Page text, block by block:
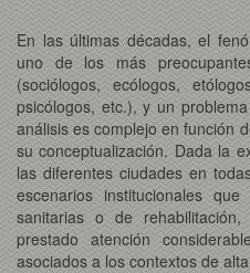
En las últimas décadas, el
uno de los más
(sociólogos, ecólogos,
psicólogos, etc.), y un
análisis es complejo en función
su conceptualización. Dada la
las diferentes ciudades en
escenarios institucionales
sanitarias o de
prestado atención
asociados a los contextos de